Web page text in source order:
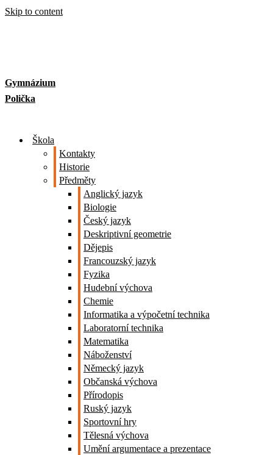
Skip to content
Gymnázium
Polička
Škola
Kontakty
Historie
Předměty
Anglický jazyk
Biologie
Český jazyk
Deskriptivní geometrie
Dějepis
Francouzský jazyk
Fyzika
Hudební výchova
Chemie
Informatika a výpočetní technika
Laboratorní technika
Matematika
Náboženství
Německý jazyk
Občanská výchova
Přírodopis
Ruský jazyk
Sportovní hry
Tělesná výchova
Umění argumentace a prezentace